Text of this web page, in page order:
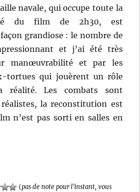
navale, qui occupe toute la
du film de 2h30, est
grandiose : le nombre de
et j’ai été très
manœuvrabilité et par les
tortues qui jouèrent un rôle
réalité. Les combats sont
la reconstitution est
n’est pas sorti en salles en
(pas de note pour l'instant, vous